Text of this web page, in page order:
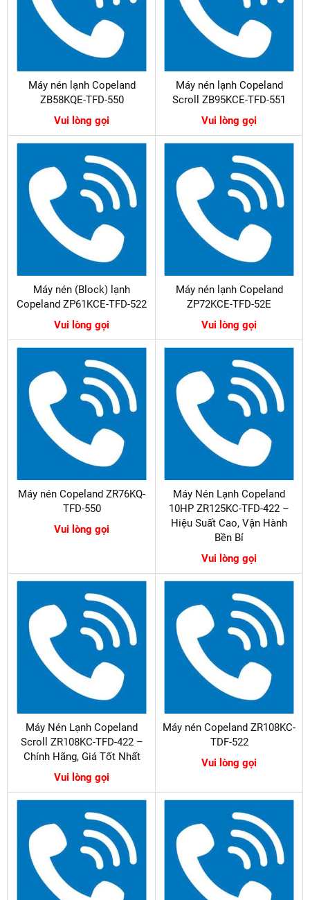
Máy nén lạnh Copeland
ZB58KQE-TFD-550
Vui lòng gọi
Máy nén lạnh Copeland
Scroll ZB95KCE-TFD-551
Vui lòng gọi
Máy nén (Block) lạnh
Copeland ZP61KCE-TFD-522
Vui lòng gọi
Máy nén lạnh Copeland
ZP72KCE-TFD-52E
Vui lòng gọi
Máy nén Copeland ZR76KQ-
TFD-550
Vui lòng gọi
Máy Nén Lạnh Copeland
10HP ZR125KC-TFD-422 –
Hiệu Suất Cao, Vận Hành
Bền Bỉ
Vui lòng gọi
Máy Nén Lạnh Copeland
Scroll ZR108KC-TFD-422 –
Chính Hãng, Giá Tốt Nhất
Vui lòng gọi
Máy nén Copeland ZR108KC-
TDF-522
Vui lòng gọi